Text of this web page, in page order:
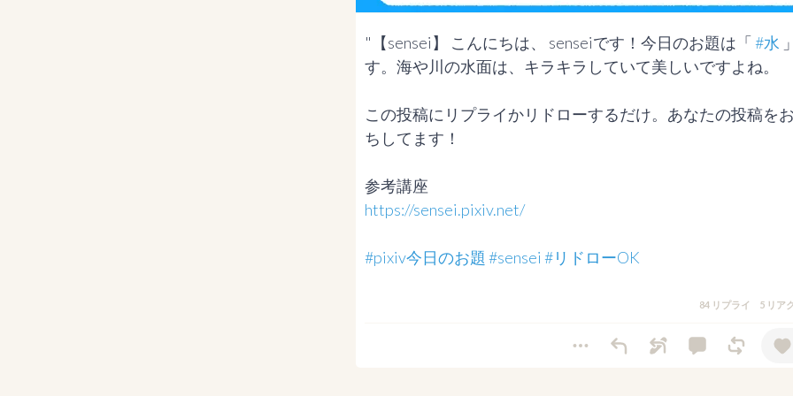
"【sensei】 こんにちは、 senseiです！今日のお題は「 #水
す。海や川の水面は、キラキラしていて美しいですよね。
この投稿にリプライかリドローするだけ。あなたの投稿を
ちしてます！
https://sensei.pixiv.net/
#pixiv今日のお題 #sensei #リドローOK
84 リプライ 5 リア